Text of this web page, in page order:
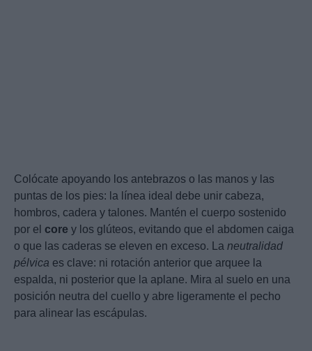
Colócate apoyando los antebrazos o las manos y las
puntas de los pies: la línea ideal debe unir cabeza,
hombros, cadera y talones. Mantén el cuerpo sostenido
por el core y los glúteos, evitando que el abdomen caiga
o que las caderas se eleven en exceso. La neutralidad
pélvica es clave: ni rotación anterior que arquee la
espalda, ni posterior que la aplane. Mira al suelo en una
posición neutra del cuello y abre ligeramente el pecho
para alinear las escápulas.